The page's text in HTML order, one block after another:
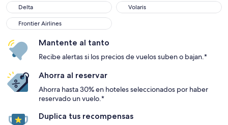
Delta
Delta Volaris
Volaris
Frontier Airlines
Frontier Airlines
Mantente al tanto
Recibe alertas si los precios de vuelos suben o bajan.*
Ahorra al reservar
Ahorra hasta 30% en hoteles seleccionados por haber
reservado un vuelo.*
Duplica tus recompensas